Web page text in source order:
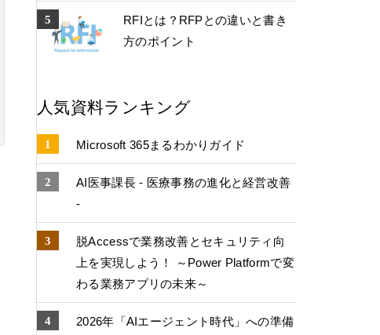
RFIとは？RFPとの違いと書き
方のポイント
人気資料ランキング
Microsoft 365まるわかりガイド
AI医事課長 - 医療事務の進化と経営改善
-
脱Accessで業務改善とセキュリティ向
上を実現しよう！ ～Power Platformで変
わる業務アプリの未来～
2026年「AIエージェント時代」への準備